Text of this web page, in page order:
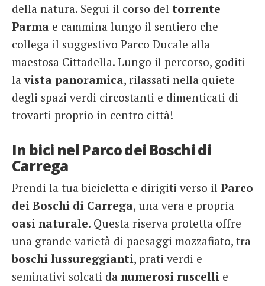
della natura. Segui il corso del torrente
Parma e cammina lungo il sentiero che
collega il suggestivo Parco Ducale alla
maestosa Cittadella. Lungo il percorso, goditi
lavista panoramica, rilassati nella quiete
degli spazi verdi circostanti e dimenticati di
trovarti proprio in centro città!
In bici nel Parco dei Boschi di
Carrega
Prendi la tua bicicletta e dirigiti verso il Parco
dei Boschi di Carrega, una vera e propria
oasi naturale. Questa riserva protetta offre
una grande varietà di paesaggi mozzafiato, tra
boschi lussureggianti, prati verdi e
seminativi solcati da numerosi ruscelli e